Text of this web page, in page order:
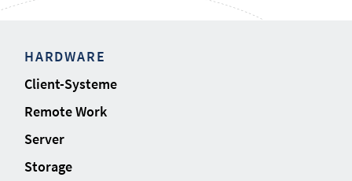
HARDWARE
Client-Systeme
Remote Work
Server
Storage